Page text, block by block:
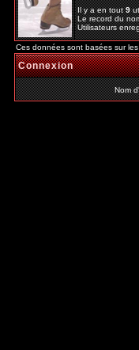
Il y a en tout9
Le record du
Utilisateurs
Ces données sont basées sur
Connexion
Nom